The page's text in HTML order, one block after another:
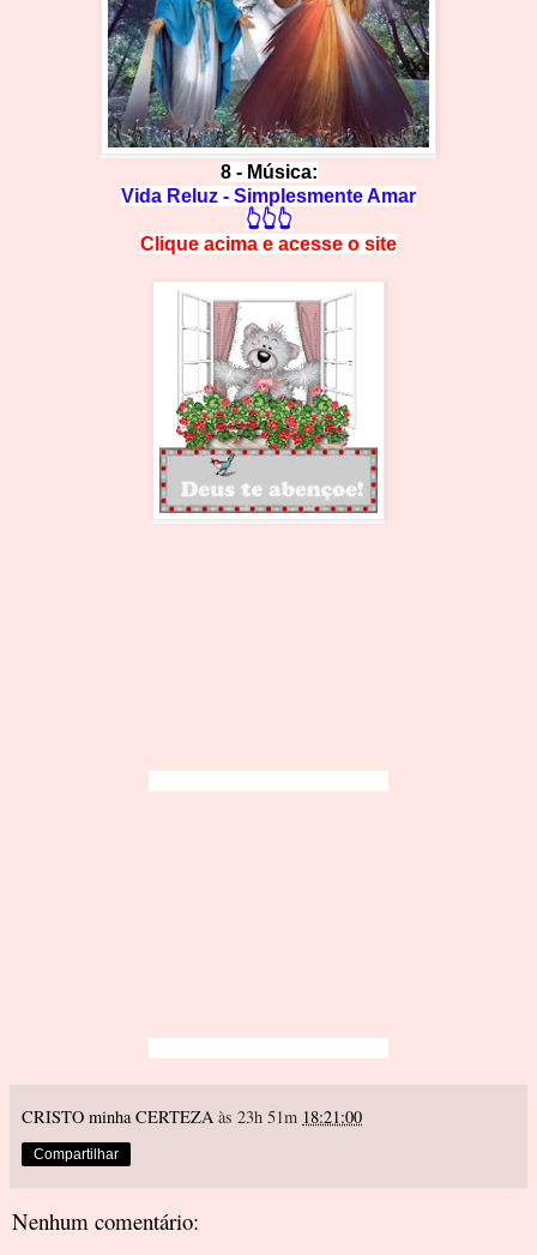
8 - Música:
Vida Reluz - Simplesmente Amar
👆👆👆
Clique acima e acesse o site
CRISTO minha CERTEZA às 23h 51m 18:21:00
Compartilhar
Nenhum comentário: